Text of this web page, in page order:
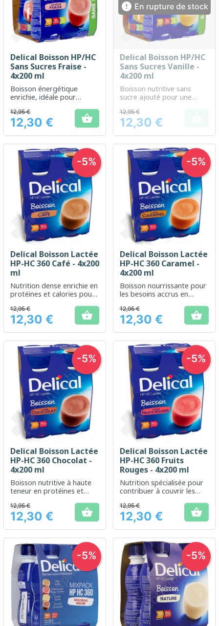
Delical Boisson HP/HC
Sans Sucres Fraise -
4x200 ml
Boisson énergétique
enrichie, idéale pour
sans sucre ajouté
Prix
12,95 €
12,30 € 
 En rupture de stock
Delical Boisson HP/HC
Sans Sucres Vanille -
4x200 ml
Boisson nutritive sans
sucre ajouté pour une
gourmande
Prix
12,95 €
12,30 €
Delical Boisson Lactée
HP-HC 360 Café - 4x200
ml
Nutrition dense enrichie en
protéines et calories pour
efficace
Prix
12,95 €
12,30 € 
-5%
Delical Boisson Lactée
HP-HC 360 Caramel -
4x200 ml
Boisson nourrissante pour
les besoins accrus en
Prix
12,95 €
12,30 € 
-5%
Delical Boisson Lactée
HP-HC 360 Chocolat -
4x200 ml
Boisson nutritive à haute
teneur en protéines et
énergétique optimal.
Prix
12,95 €
12,30 € 
-5%
Delical Boisson Lactée
HP-HC 360 Fruits
Rouges - 4x200 ml
Nutrition spécialisée pour
contribuer à couvrir les
élevés
Prix
12,95 €
12,30 € 
-5%
-5% -5%